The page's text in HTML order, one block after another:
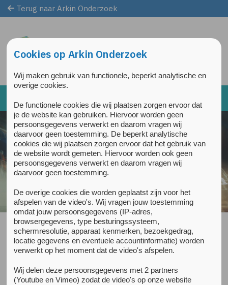
Terug naar Arkin Onderzoek
Leden van het
kenniscentrum
Cookies op Arkin Onderzoek
Wij maken gebruik van functionele, beperkt analytische en
overige cookies.
De functionele cookies die wij plaatsen zorgen ervoor dat
je de website kan gebruiken. Hiervoor worden geen
persoonsgegevens verwerkt en daarom vragen wij
daarvoor geen toestemming. De beperkt analytische
cookies die wij plaatsen zorgen ervoor dat het gebruik van
de website wordt gemeten. Hiervoor worden ook geen
persoonsgegevens verwerkt en daarom vragen wij
daarvoor geen toestemming.
De overige cookies die worden geplaatst zijn voor het
afspelen van de video's. Wij vragen jouw toestemming
omdat jouw persoonsgegevens (IP-adres,
browsergegevens, type besturingssysteem,
schermresolutie, apparaat kenmerken, bezoekgedrag,
locatie gegevens en eventuele accountinformatie) worden
verwerkt op het moment dat de video's afspelen.
Wij delen deze persoonsgegevens met 2 partners
(Youtube en Vimeo) zodat de video's op onze website